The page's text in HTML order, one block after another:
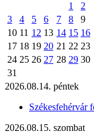
1
2
3
4 5 6 7 8
9
10 11 12 13 14 15 16
17 18 19 20 21 22 23
24 25 26 27 28 29 30
31
2026.08.14. péntek
Székesfehérvár
2026.08.15. szombat